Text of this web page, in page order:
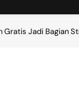
Gratis Jadi Bagian